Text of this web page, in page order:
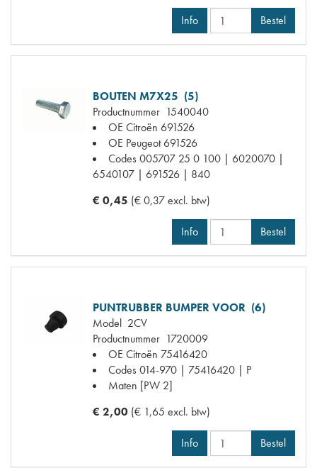
Info Bestel
BOUTEN M7X25 (5)
Productnummer 1540040
OE Citroën 691526
OE Peugeot 691526
Codes005707 25 0 100 | 6020070 |
6540107 | 691526 | 840
€ 0,45 (€ 0,37 excl. btw)
Info Bestel
PUNTRUBBER BUMPER VOOR (6)
Model 2CV
Productnummer 1720009
OE Citroën 75416420
Codes014-970 | 75416420 | P
Maten [PW 2]
€ 2,00 (€ 1,65 excl. btw)
Info Bestel